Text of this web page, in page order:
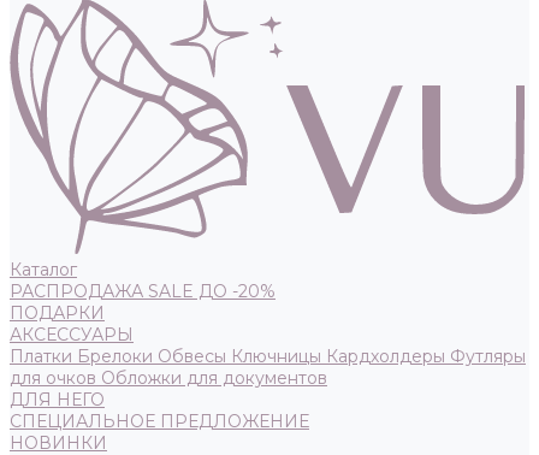
Каталог
РАСПРОДАЖА SALE ДО -20%
ПОДАРКИ
АКСЕССУАРЫ
Платки Брелоки Обвесы Ключницы Кардхолдеры Футляры
для очков Обложки для документов
ДЛЯ НЕГО
СПЕЦИАЛЬНОЕ ПРЕДЛОЖЕНИЕ
НОВИНКИ